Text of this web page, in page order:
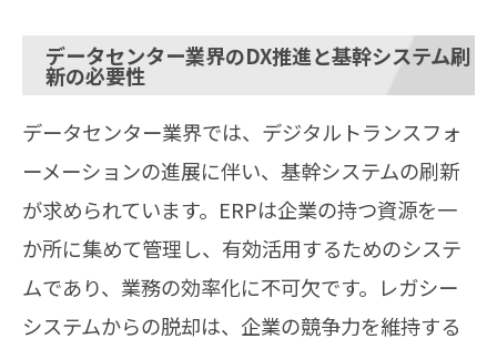
データセンター業界のDX推進と基幹システム刷
新の必要性
データセンター業界では、デジタルトランスフォ
ーメーションの進展に伴い、基幹システムの刷新
が求められています。ERPは企業の持つ資源を一
か所に集めて管理し、有効活用するためのシステ
ムであり、業務の効率化に不可欠です。レガシー
システムからの脱却は、企業の競争力を維持する